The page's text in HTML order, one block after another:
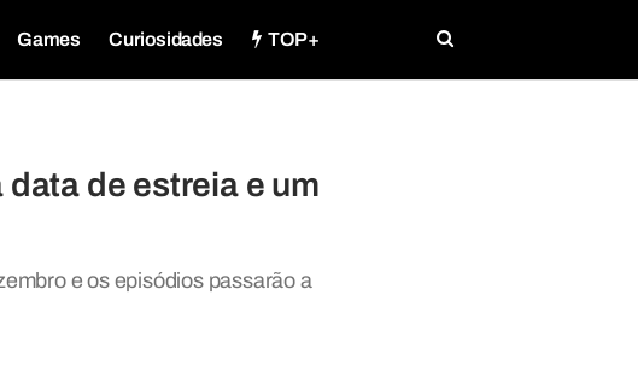
Games Curiosidades TOP+
de estreia e um
e os episódios passarão a